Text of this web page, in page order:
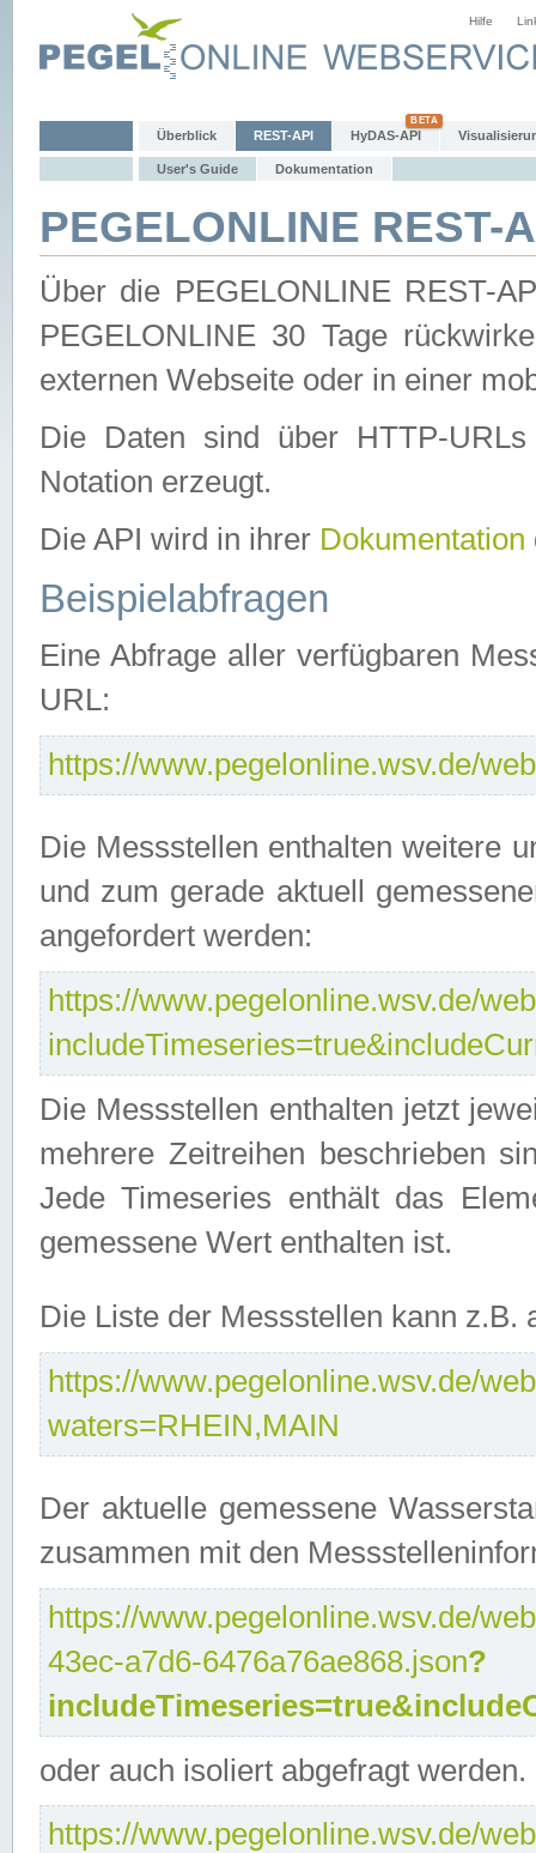
Hilfe
Überblick REST-API HyDAS-API
User's Guide Dokumentation
PEGELONLINE REST-
Über die PEGELONLINE REST-
PEGELONLINE 30 Tage
externen Webseite oder in einer
Die Daten sind über HTTP-
Notation erzeugt.
Die API wird in ihrer Dokumentation
Beispielabfragen
Eine Abfrage aller verfügbaren
URL:
https://www.pegelonline.wsv.de/
Die Messstellen enthalten weitere
und zum gerade aktuell
angefordert werden:
https://www.pegelonline.wsv.de/
Die Messstellen enthalten jetzt
mehrere Zeitreihen beschrieben
Jede Timeseries enthält das
gemessene Wert enthalten ist.
Die Liste der Messstellen kann
https://www.pegelonline.wsv.de/
waters=RHEIN,MAIN
Der aktuelle gemessene
zusammen mit den
https://www.pegelonline.wsv.de/
43ec-a7d6-6476a76ae868.json?
oder auch isoliert abgefragt werden.
https://www.pegelonline.wsv.de/